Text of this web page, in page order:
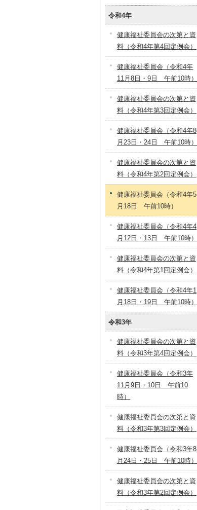
令和4年
健康福祉委員会の次第と資
料（令和4年第4回定例会）
健康福祉委員会（令和4年
11月8日・9日 午前10時）
健康福祉委員会の次第と資
料（令和4年第3回定例会）
健康福祉委員会（令和4年8
月23日・24日 午前10時）
健康福祉委員会の次第と資
料（令和4年第2回定例会）
健康福祉委員会（令和4年5
月18日 午前10時）
健康福祉委員会（令和4年4
月12日・13日 午前10時）
健康福祉委員会の次第と資
料（令和4年第1回定例会）
健康福祉委員会（令和4年1
月18日・19日 午前10時）
令和3年
健康福祉委員会の次第と資
料（令和3年第4回定例会）
健康福祉委員会（令和3年
11月9日・10日 午前10
時）
健康福祉委員会の次第と資
料（令和3年第3回定例会）
健康福祉委員会（令和3年8
月24日・25日 午前10時）
健康福祉委員会の次第と資
料（令和3年第2回定例会）